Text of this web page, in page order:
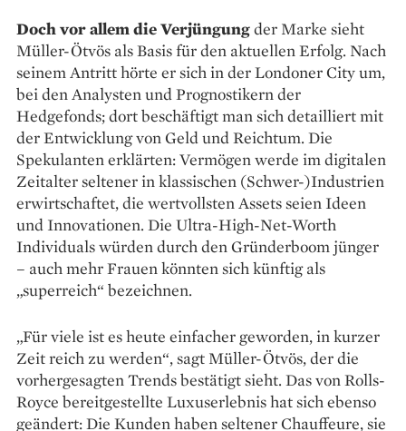
Doch vor allem die Verjüngungder Marke sieht
Müller-Ötvös als Basis für den aktuellen Erfolg. Nach
seinem Antritt hörte er sich in der Londoner City um,
bei den Analysten und Prognostikern der
Hedgefonds; dort beschäftigt man sich detailliert mit
der Entwicklung von Geld und Reichtum. Die
Spekulanten er­klärten: Vermögen werde im digitalen
Zeitalter seltener in klassischen (Schwer-)Industrien
erwirtschaftet, die wertvollsten Assets seien Ideen
und Inno­vationen. Die Ultra-High-Net-­Worth
Individuals würden durch den Gründerboom jünger
– auch mehr Frauen könnten sich künftig als
„superreich“ bezeichnen.
„Für viele ist es heute einfacher geworden, in kurzer
Zeit reich zu werden“, sagt Müller-­Ötvös, der die
vorhergesagten Trends bestätigt sieht. Das von Rolls-
Royce bereitgestellte Luxuserlebnis hat sich ebenso
geändert: Die Kunden haben seltener Chauffeure, sie